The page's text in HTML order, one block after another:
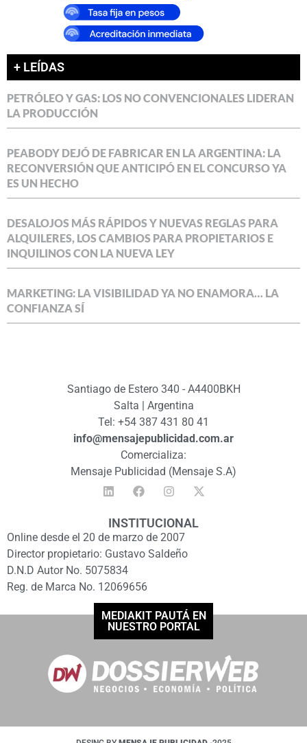
+ LEÍDAS
PETRÓLEO Y GAS: LOS NO CONVENCIONALES LIDERAN
LA PRODUCCIÓN
PEABODY DEJÓ DE FABRICAR EN LA ARGENTINA: LA
RECONVERSIÓN QUE ANTICIPÓ EN EL CONCURSO YA
ES UN HECHO
DESALOJOS MÁS RÁPIDOS Y NUEVAS REGLAS PARA
ALQUILERES, LOS CAMBIOS PARA PROPIETARIOS E
INQUILINOS CON LA NUEVA LEY
MARKETING: LA VISIBILIDAD YA NO ENAMORA… LA
CONFIANZA SÍ
Santiago de Estero 340 - A4400BKH
Salta | Argentina
Tel: +54 387 431 80 41
info@mensajepublicidad.com.ar
Comercializa:
Mensaje Publicidad (Mensaje S.A)
INSTITUCIONAL
Online desde el 20 de marzo de 2007
Director propietario: Gustavo Saldeño
D.N.D Autor No. 5075834
Reg. de Marca No. 12069656
MEDIAKIT PAUTÁ EN
NUESTRO PORTAL